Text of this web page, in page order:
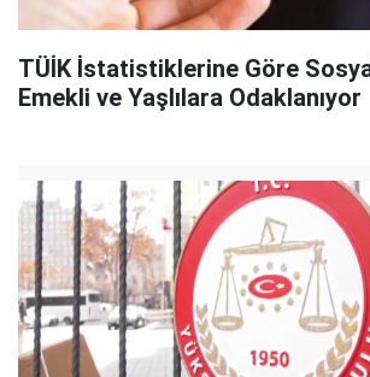
TÜİK İstatistiklerine Göre
Emekli ve Yaşlılara Odaklanıyor